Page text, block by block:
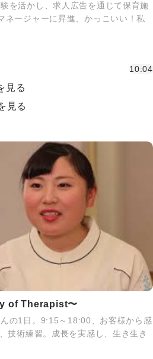
を活かし、求人広告を通じて保育施
ネージャーに昇進、かっこいい！私
10:04
見る
見る
of Therapist〜
の1日。9:15～18:00、お客様から感
技術練習。成長を実感し、生き生き